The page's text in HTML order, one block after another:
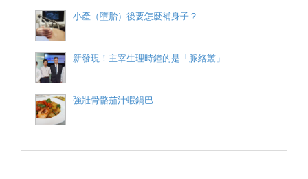
小產（墮胎）後要怎麼補身子？
新發現！主宰生理時鐘的是「脈絡叢」
強壯骨骼茄汁蝦鍋巴